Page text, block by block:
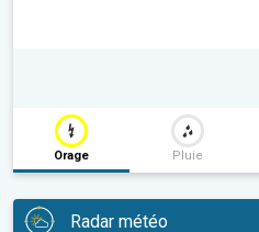
Orage Pluie
Radar météo